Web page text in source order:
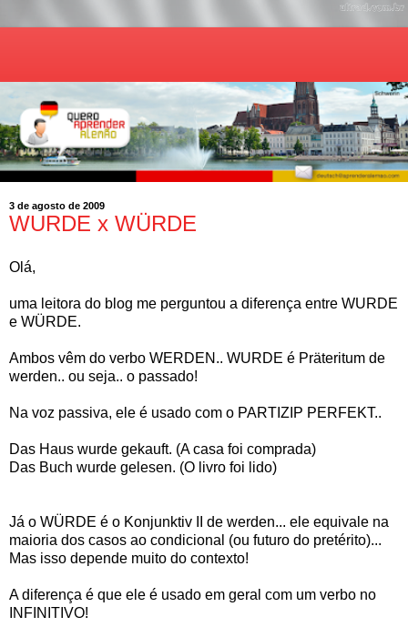
3 de agosto de 2009
WURDE x WÜRDE
Olá,
uma leitora do blog me perguntou a diferença entre WURDE
e WÜRDE.
Ambos vêm do verbo WERDEN.. WURDE é Präteritum de
werden.. ou seja.. o passado!
Na voz passiva, ele é usado com o PARTIZIP PERFEKT..
Das Haus wurde gekauft. (A casa foi comprada)
Das Buch wurde gelesen. (O livro foi lido)
Já o WÜRDE é o Konjunktiv II de werden... ele equivale na
maioria dos casos ao condicional (ou futuro do pretérito)...
Mas isso depende muito do contexto!
A diferença é que ele é usado em geral com um verbo no
INFINITIVO!